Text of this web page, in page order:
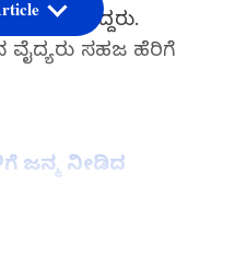
ದಾಖಲಾಗಿದ್ದರು.
ವೈದ್ಯರು ಸಹಜ ಹೆರಿಗೆ
ಜನ್ಮ ನೀಡಿದ